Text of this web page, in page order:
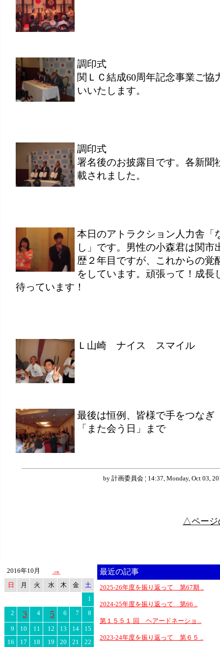
調印式
関ＬＣ結成60周年記念事業ご協
いいたします。
調印式
署名後のお披露目です。各新聞
載されました。
本日のアトラクション人力舎「
し」です。男性の小森君は関市
歴２年目ですが、これからの覚
をしています。頑張って！成長
待っています！
Ｌ山崎 ナイス スマイル
最後は恒例、皆様で手をつなぎ
「また会う日」まで
by 計画委員会 ¦ 14:37, Monday, Oct 03,
△ページ
2016年10月 →
日 月 火 水 木 金
土
1
2
3 4 5 6 7 8
9 10 11 12 13 14
15
16
17 18 19 20 21
22
最近の記事
2025-26年度を振り返って 第67期 ..
2024-25年度を振り返って 第66 ..
第１５５１ 回 ヘアードネーショ ..
2023-24年度を振り返って 第６５ ..